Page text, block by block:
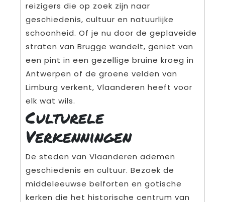
reizigers die op zoek zijn naar
geschiedenis, cultuur en natuurlijke
schoonheid. Of je nu door de geplaveide
straten van Brugge wandelt, geniet van
een pint in een gezellige bruine kroeg in
Antwerpen of de groene velden van
Limburg verkent, Vlaanderen heeft voor
elk wat wils.
Culturele
Verkenningen
De steden van Vlaanderen ademen
geschiedenis en cultuur. Bezoek de
middeleeuwse belforten en gotische
kerken die het historische centrum van